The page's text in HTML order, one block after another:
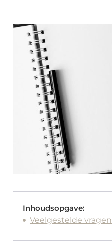
Inhoudsopgave:
Veelgestelde vragen